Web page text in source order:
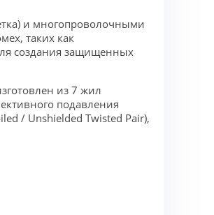
и многопроволочными
таких как
создания защищенных
из 7 жил
подавления
/ Unshielded Twisted Pair),